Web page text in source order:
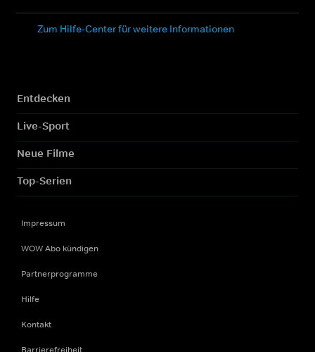
Zum Hilfe-Center für weitere Informationen
Entdecken
Live-Sport
Neue Filme
Top-Serien
Impressum
WOW Abo kündigen
Partnerprogramme
Hilfe
Kontakt